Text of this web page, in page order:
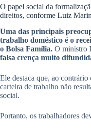
O papel social da
direitos, conforme Luiz
Uma das principais
trabalho doméstico é o
o Bolsa Família. O ministro
falsa crença muito
Ele destaca que, ao contrário
carteira de trabalho não
social.
Portanto, os trabalhadores